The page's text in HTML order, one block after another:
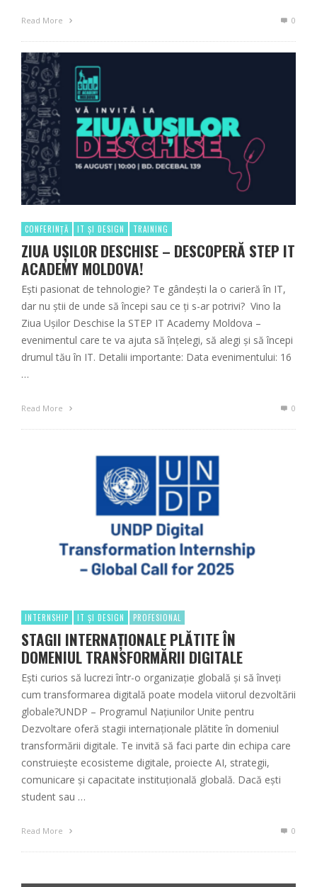
Read More 0
CONFERINȚĂ IT ȘI DESIGN TRAINING
ZIUA UȘILOR DESCHISE – DESCOPERĂ STEP IT
ACADEMY MOLDOVA!
Ești pasionat de tehnologie? Te gândești la o carieră în IT,
dar nu știi de unde să începi sau ce ți s-ar potrivi? Vino la
Ziua Ușilor Deschise la STEP IT Academy Moldova –
evenimentul care te va ajuta să înțelegi, să alegi și să începi
drumul tău în IT. Detalii importante: Data evenimentului: 16
…
Read More 0
INTERNSHIP IT ȘI DESIGN PROFESIONAL
STAGII INTERNAȚIONALE PLĂTITE ÎN
DOMENIUL TRANSFORMĂRII DIGITALE
Ești curios să lucrezi într-o organizație globală și să înveți
cum transformarea digitală poate modela viitorul dezvoltării
globale?UNDP – Programul Națiunilor Unite pentru
Dezvoltare oferă stagii internaționale plătite în domeniul
transformării digitale. Te invită să faci parte din echipa care
construiește ecosisteme digitale, proiecte AI, strategii,
comunicare și capacitate instituțională globală. Dacă ești
student sau …
Read More 0